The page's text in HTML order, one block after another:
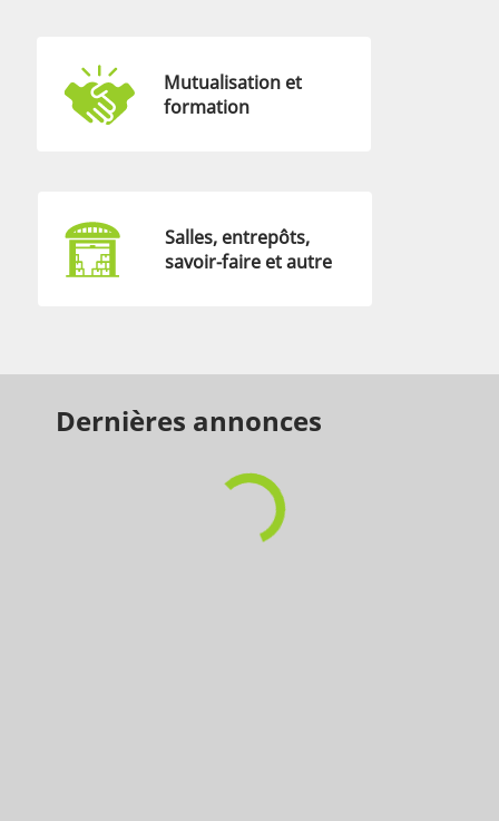
Mutualisation et
formation
Salles, entrepôts,
savoir-faire et autre
Dernières annonces